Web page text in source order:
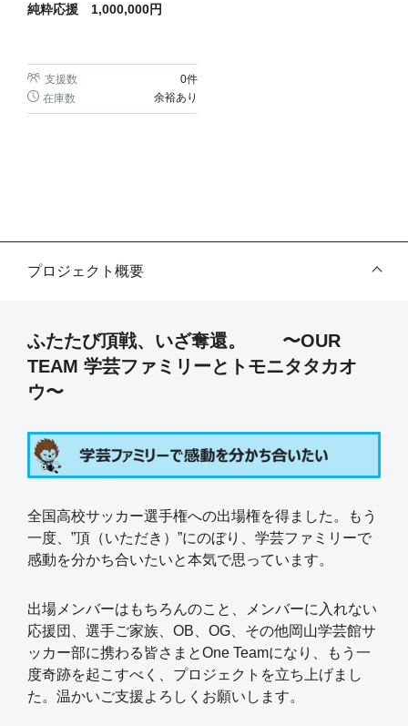
純粋応援 1,000,000円
支援数 0件
在庫数
余裕あり
プロジェクト概要
ふたたび頂戦、いざ奪還。 〜OUR
TEAM 学芸ファミリーとトモニタタカオ
ウ〜
全国高校サッカー選手権への出場権を得ました。もう
一度、”頂（いただき）”にのぼり、学芸ファミリーで
感動を分かち合いたいと本気で思っています。
出場メンバーはもちろんのこと、メンバーに入れない
応援団、選手ご家族、OB、OG、その他岡山学芸館サ
ッカー部に携わる皆さまとOne Teamになり、もう一
度奇跡を起こすべく、プロジェクトを立ち上げまし
た。温かいご支援よろしくお願いします。